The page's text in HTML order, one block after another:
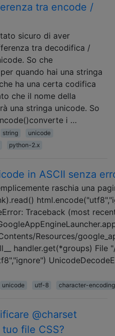
tra encode /
sicuro di aver
tra decodifica /
So che
quando hai una stringa
ha una certa codifica
che il nome della
una stringa unicode. So
i …
string
unicode
python-2.x
in ASCII senza
raschia una
Traceback (most
Resources/
handler.get(*groups)
unicode utf-8 character-encoding
@charset
tuo file CSS?